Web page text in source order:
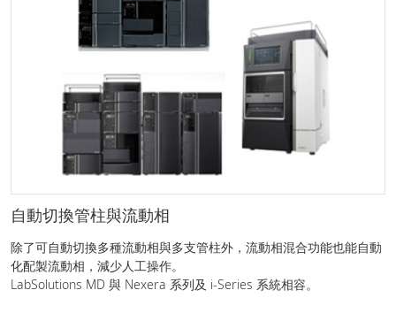
自動切換管柱與流動相
除了可自動切換多種流動相與多支管柱外，流動相混合功能也能自動
化配製流動相，減少人工操作。
LabSolutions MD 與 Nexera 系列及 i-Series 系統相容。